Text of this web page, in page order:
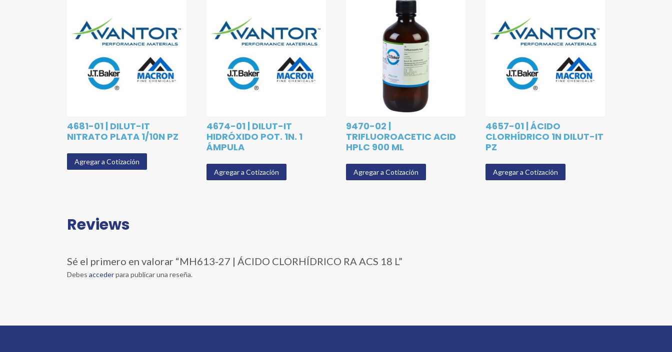
4681-01 | DILUT-IT
NITRATO PLATA 1/10N PZ
Agregar a Cotización
4674-01 | DILUT-IT
HIDRÓXIDO POT. 1N. 1
ÁMPULA
Agregar a Cotización
9470-02 |
TRIFLUOROACETIC ACID
HPLC 900 ML
Agregar a Cotización
4657-01 | ÁCIDO
CLORHÍDRICO 1N DILUT-IT
PZ
Agregar a Cotización
Reviews
Sé el primero en valorar “MH613-27 | ÁCIDO CLORHÍDRICO RA ACS 18 L”
Debesaccederpara publicar una reseña.